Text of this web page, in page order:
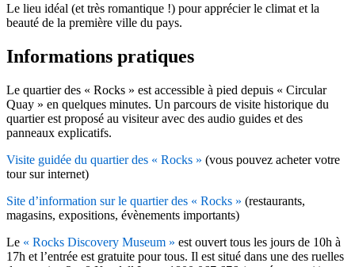
Le lieu idéal (et très romantique !) pour apprécier le climat et la
beauté de la première ville du pays.
Informations pratiques
Le quartier des « Rocks » est accessible à pied depuis « Circular
Quay » en quelques minutes. Un parcours de visite historique du
quartier est proposé au visiteur avec des audio guides et des
panneaux explicatifs.
Visite guidée du quartier des « Rocks » (vous pouvez acheter votre
tour sur internet)
Site d’information sur le quartier des « Rocks » (restaurants,
magasins, expositions, évènements importants)
Le « Rocks Discovery Museum » est ouvert tous les jours de 10h à
17h et l’entrée est gratuite pour tous. Il est situé dans une des ruelles